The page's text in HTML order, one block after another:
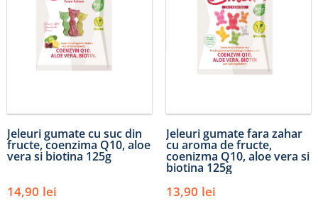
Jeleuri gumate cu suc din
fructe, coenzima Q10, aloe
vera si biotina 125g
14,90 lei
Jeleuri gumate fara zahar
cu aroma de fructe,
coenizma Q10, aloe vera si
biotina 125g
13,90 lei